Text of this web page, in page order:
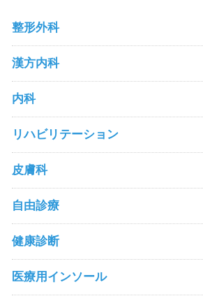
整形外科
漢方内科
内科
リハビリテーション
皮膚科
自由診療
健康診断
医療用インソール